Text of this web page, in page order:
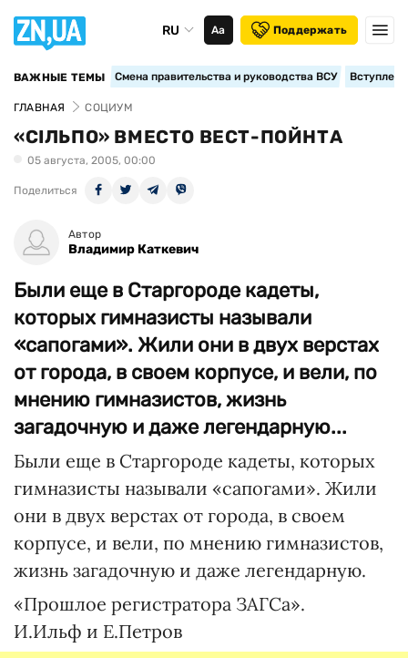
RU Аа Поддержать
ВАЖНЫЕ ТЕМЫ Смена правительства и руководства ВСУ
ГЛАВНАЯ СОЦИУМ
«СIЛЬПО» ВМЕСТО ВЕСТ-ПОЙНТА
05 августа, 2005, 00:00
Поделиться
Автор
Владимир Каткевич
Были еще в Старгороде кадеты,
которых гимназисты называли
«сапогами». Жили они в двух верстах
от города, в своем корпусе, и вели, по
мнению гимназистов, жизнь
загадочную и даже легендарную...
Были еще в Старгороде кадеты, которых
гимназисты называли «сапогами». Жили
они в двух верстах от города, в своем
корпусе, и вели, по мнению гимназистов,
жизнь загадочную и даже легендарную.
«Прошлое регистратора ЗАГСа».
И.Ильф и Е.Петров